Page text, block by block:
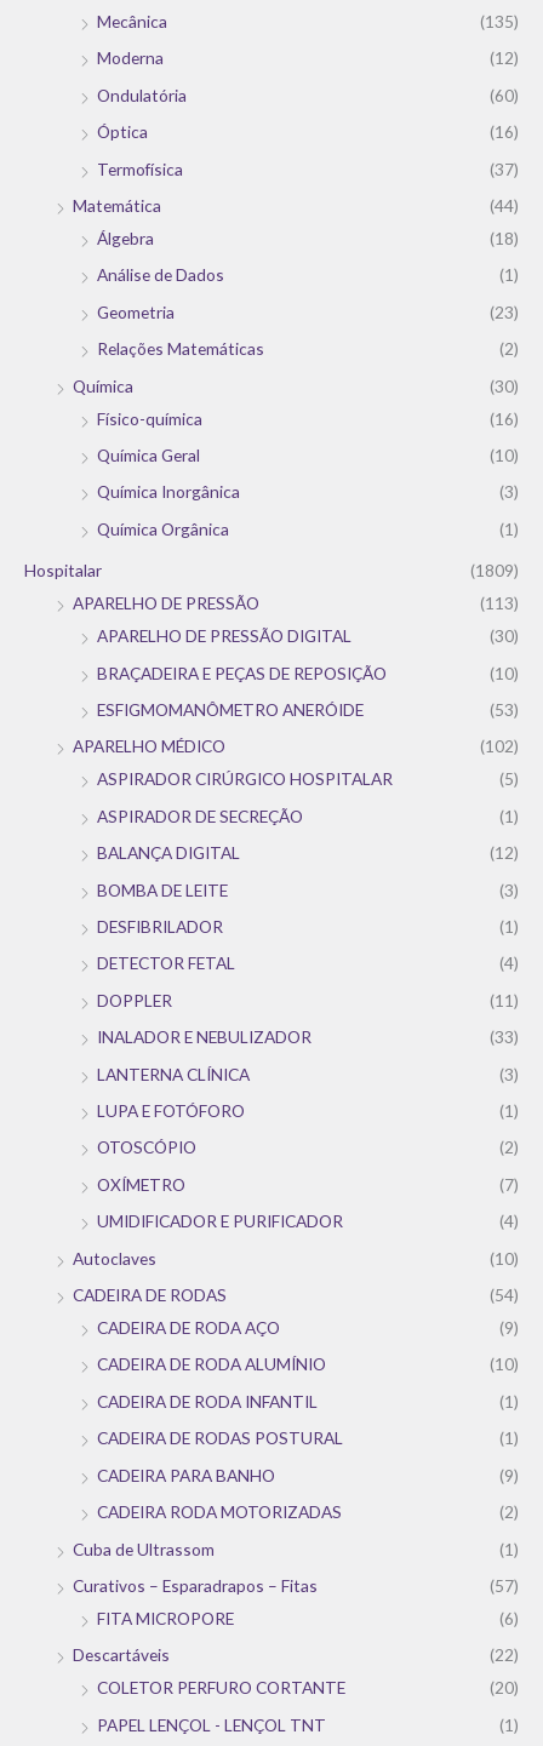
Mecânica
(135)
Moderna
(12)
Ondulatória
(60)
Óptica
(16)
Termofísica
(37)
Matemática
(44)
Álgebra
(18)
Análise de Dados
(1)
Geometria
(23)
Relações Matemáticas
(2)
Química
(30)
Físico-química
(16)
Química Geral
(10)
Química Inorgânica
(3)
Química Orgânica
(1)
Hospitalar
(1809)
APARELHO DE PRESSÃO
(113)
APARELHO DE PRESSÃO DIGITAL
(30)
BRAÇADEIRA E PEÇAS DE REPOSIÇÃO
(10)
ESFIGMOMANÔMETRO ANERÓIDE
(53)
APARELHO MÉDICO
(102)
ASPIRADOR CIRÚRGICO HOSPITALAR
(5)
ASPIRADOR DE SECREÇÃO
(1)
BALANÇA DIGITAL
(12)
BOMBA DE LEITE
(3)
DESFIBRILADOR
(1)
DETECTOR FETAL
(4)
DOPPLER
(11)
INALADOR E NEBULIZADOR
(33)
LANTERNA CLÍNICA
(3)
LUPA E FOTÓFORO
(1)
OTOSCÓPIO
(2)
OXÍMETRO
(7)
UMIDIFICADOR E PURIFICADOR
(4)
Autoclaves
(10)
CADEIRA DE RODAS
(54)
CADEIRA DE RODA AÇO
(9)
CADEIRA DE RODA ALUMÍNIO
(10)
CADEIRA DE RODA INFANTIL
(1)
CADEIRA DE RODAS POSTURAL
(1)
CADEIRA PARA BANHO
(9)
CADEIRA RODA MOTORIZADAS
(2)
Cuba de Ultrassom
(1)
Curativos – Esparadrapos – Fitas
(57)
FITA MICROPORE
(6)
Descartáveis
(22)
COLETOR PERFURO CORTANTE
(20)
PAPEL LENÇOL - LENÇOL TNT
(1)